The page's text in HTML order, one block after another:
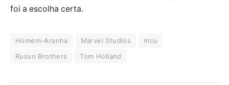
foi a escolha certa.
Homem-Aranha Marvel Studios
mcu
Russo Brothers
Tom Holland